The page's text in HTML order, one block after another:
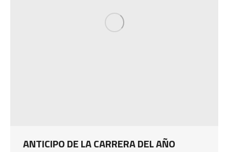
ANTICIPO DE LA CARRERA DEL AÑO